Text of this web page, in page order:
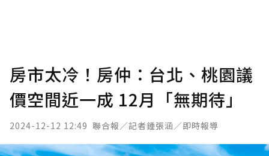
房市太冷！房仲：台北、桃園議
價空間近一成 12月「無期待」
2024-12-12 12:49 聯合報／記者鍾張涵／即時報導